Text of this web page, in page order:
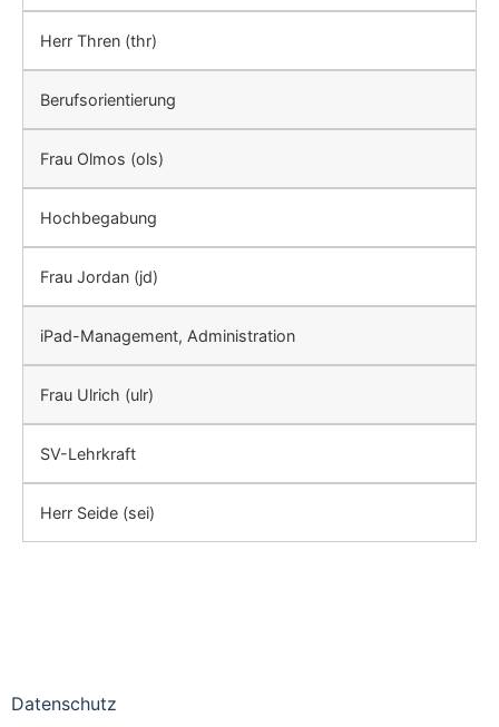
Herr Thren (thr)
Berufsorientierung
Frau Olmos (ols)
Hochbegabung
Frau Jordan (jd)
iPad-Management, Administration
Frau Ulrich (ulr)
SV-Lehrkraft
Herr Seide (sei)
Datenschutz